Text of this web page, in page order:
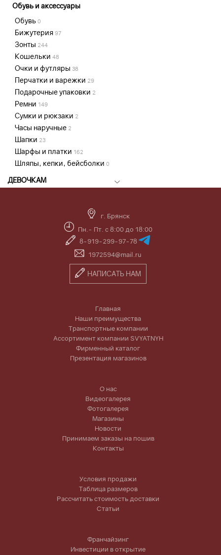
Обувь и аксессуары
Обувь 0
Бижутерия 97
Зонты 244
Кошельки 48
Очки и футляры 38
Перчатки и варежки 29
Подарочные упаковки 2
Ремни 149
Сумки и рюкзаки 2
Часы наручные 2
Шапки 23
Шарфы и платки 162
Шляпы, кепки, бейсболки 0
ДЕВОЧКАМ
г. Брянск
Пн.- Пт. с 8:00 до 18:00
8-919-299-97-78
1972594@mail.ru
НАПИСАТЬ НАМ
Главная
Наши преимущества
Транспортные компании
Ассортимент компании SVYATNYH
Фирменный каталог
Презентация магазинов
О нас
Видеогалерея
Фотогалерея
Магазины
Новости
Принимаем заказы на пошив
Контакты
Условия продажи
Таблица размеров
Рассчитать стоимость доставки
Статьи
Франчайзинг
Инвестиции в открытие